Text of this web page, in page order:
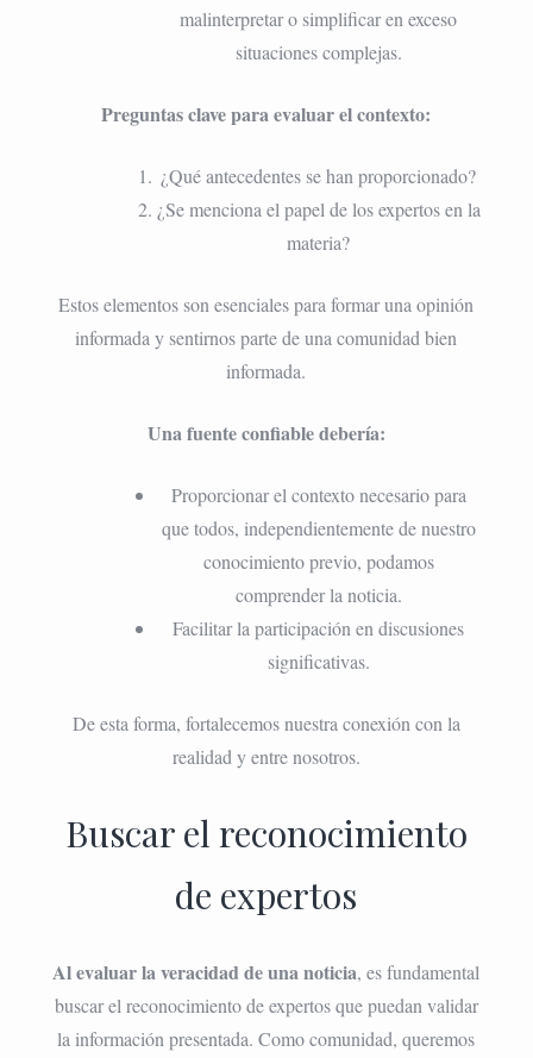
malinterpretar o simplificar en exceso
situaciones complejas.
Preguntas clave para evaluar el contexto:
¿Qué antecedentes se han proporcionado?
¿Se menciona el papel de los expertos en la
materia?
Estos elementos son esenciales para formar una opinión
informada y sentirnos parte de una comunidad bien
informada.
Una fuente confiable debería:
Proporcionar el contexto necesario para
que todos, independientemente de nuestro
conocimiento previo, podamos
comprender la noticia.
Facilitar la participación en discusiones
significativas.
De esta forma, fortalecemos nuestra conexión con la
realidad y entre nosotros.
Buscar el reconocimiento
de expertos
Al evaluar la veracidad de una noticia, es fundamental
buscar el reconocimiento de expertos que puedan validar
la información presentada. Como comunidad, queremos